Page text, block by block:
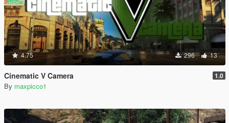
4.75 296 13
Cinematic V Camera 1.0
By maxpicco1